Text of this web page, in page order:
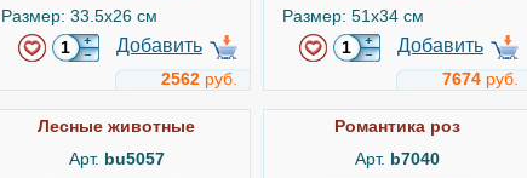
Размер: 33.5x26 см
Добавить
2562 руб.
Размер: 51x34 см
Добавить
7674 руб.
Лесные животные
Арт. bu5057
Романтика роз
Арт. b7040